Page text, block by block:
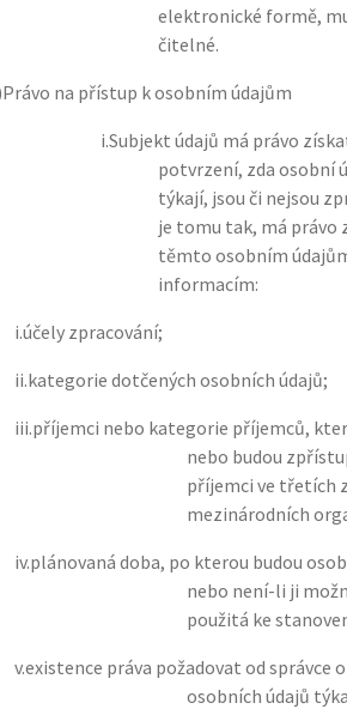
elektronické formě,
čitelné.
Právo na přístup k osobním údajům
i.Subjekt údajů má právo
potvrzení, zda osobní
týkají, jsou či nejsou
je tomu tak, má právo
těmto osobním
informacím:
i.účely zpracování;
ii.kategorie dotčených osobních údajů;
iii.příjemci nebo kategorie příjemců,
nebo budou
příjemci ve třetích
mezinárodních
iv.plánovaná doba, po kterou budou
nebo není-li ji
použitá ke
v.existence práva požadovat od správce
osobních údajů